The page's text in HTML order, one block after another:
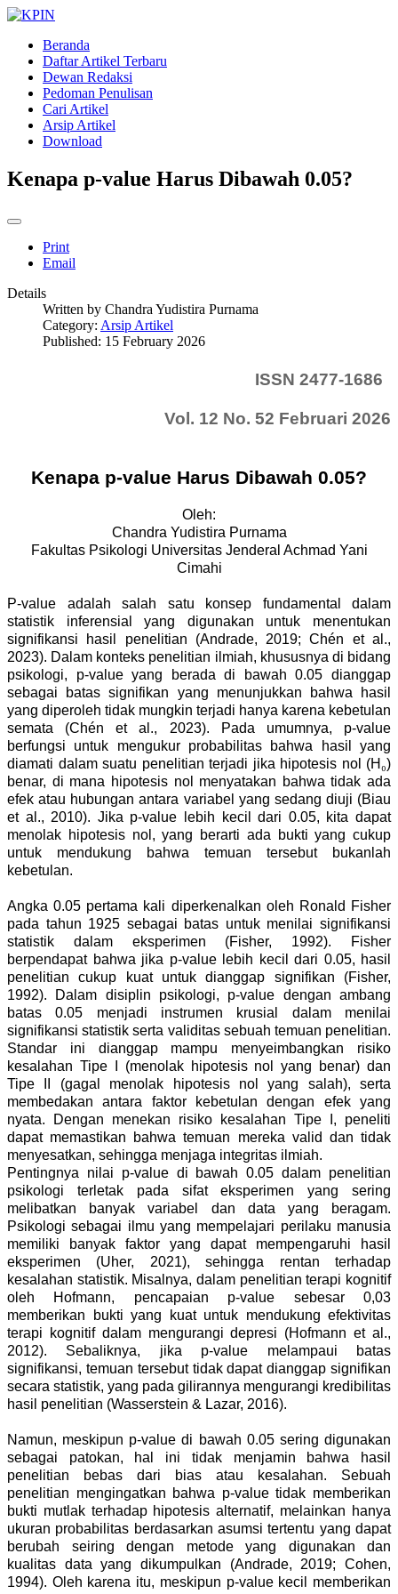
Beranda
Daftar Artikel Terbaru
Dewan Redaksi
Pedoman Penulisan
Cari Artikel
Arsip Artikel
Download
Kenapa p-value Harus Dibawah 0.05?
Print
Email
Details
Written by Chandra Yudistira Purnama
Category: Arsip Artikel
Published: 15 February 2026
ISSN 2477-1686
Vol. 12 No. 52 Februari 2026
Kenapa p-value Harus Dibawah 0.05?
Oleh:
Chandra Yudistira Purnama
Fakultas Psikologi Universitas Jenderal Achmad Yani
Cimahi
P-value adalah salah satu konsep fundamental dalam
statistik inferensial yang digunakan untuk menentukan
signifikansi hasil penelitian (Andrade, 2019; Chén et al.,
2023). Dalam konteks penelitian ilmiah, khususnya di bidang
psikologi, p-value yang berada di bawah 0.05 dianggap
sebagai batas signifikan yang menunjukkan bahwa hasil
yang diperoleh tidak mungkin terjadi hanya karena kebetulan
semata (Chén et al., 2023). Pada umumnya, p-value
berfungsi untuk mengukur probabilitas bahwa hasil yang
diamati dalam suatu penelitian terjadi jika hipotesis nol (H ₀)
benar, di mana hipotesis nol menyatakan bahwa tidak ada
efek atau hubungan antara variabel yang sedang diuji (Biau
et al., 2010). Jika p-value lebih kecil dari 0.05, kita dapat
menolak hipotesis nol, yang berarti ada bukti yang cukup
untuk mendukung bahwa temuan tersebut bukanlah
kebetulan.
Angka 0.05 pertama kali diperkenalkan oleh Ronald Fisher
pada tahun 1925 sebagai batas untuk menilai signifikansi
statistik dalam eksperimen (Fisher, 1992). Fisher
berpendapat bahwa jika p-value lebih kecil dari 0.05, hasil
penelitian cukup kuat untuk dianggap signifikan (Fisher,
1992). Dalam disiplin psikologi, p-value dengan ambang
batas 0.05 menjadi instrumen krusial dalam menilai
signifikansi statistik serta validitas sebuah temuan penelitian.
Standar ini dianggap mampu menyeimbangkan risiko
kesalahan Tipe I (menolak hipotesis nol yang benar) dan
Tipe II (gagal menolak hipotesis nol yang salah), serta
membedakan antara faktor kebetulan dengan efek yang
nyata. Dengan menekan risiko kesalahan Tipe I, peneliti
dapat memastikan bahwa temuan mereka valid dan tidak
menyesatkan, sehingga menjaga integritas ilmiah.
Pentingnya nilai p-value di bawah 0.05 dalam penelitian
psikologi terletak pada sifat eksperimen yang sering
melibatkan banyak variabel dan data yang beragam.
Psikologi sebagai ilmu yang mempelajari perilaku manusia
memiliki banyak faktor yang dapat mempengaruhi hasil
eksperimen (Uher, 2021), sehingga rentan terhadap
kesalahan statistik. Misalnya, dalam penelitian terapi kognitif
oleh Hofmann, pencapaian p-value sebesar 0,03
memberikan bukti yang kuat untuk mendukung efektivitas
terapi kognitif dalam mengurangi depresi (Hofmann et al.,
2012). Sebaliknya, jika p-value melampaui batas
signifikansi, temuan tersebut tidak dapat dianggap signifikan
secara statistik, yang pada gilirannya mengurangi kredibilitas
hasil penelitian (Wasserstein & Lazar, 2016).
Namun, meskipun p-value di bawah 0.05 sering digunakan
sebagai patokan, hal ini tidak menjamin bahwa hasil
penelitian bebas dari bias atau kesalahan. Sebuah
penelitian mengingatkan bahwa p-value tidak memberikan
bukti mutlak terhadap hipotesis alternatif, melainkan hanya
ukuran probabilitas berdasarkan asumsi tertentu yang dapat
berubah seiring dengan metode yang digunakan dan
kualitas data yang dikumpulkan (Andrade, 2019; Cohen,
1994). Oleh karena itu, meskipun p-value kecil memberikan